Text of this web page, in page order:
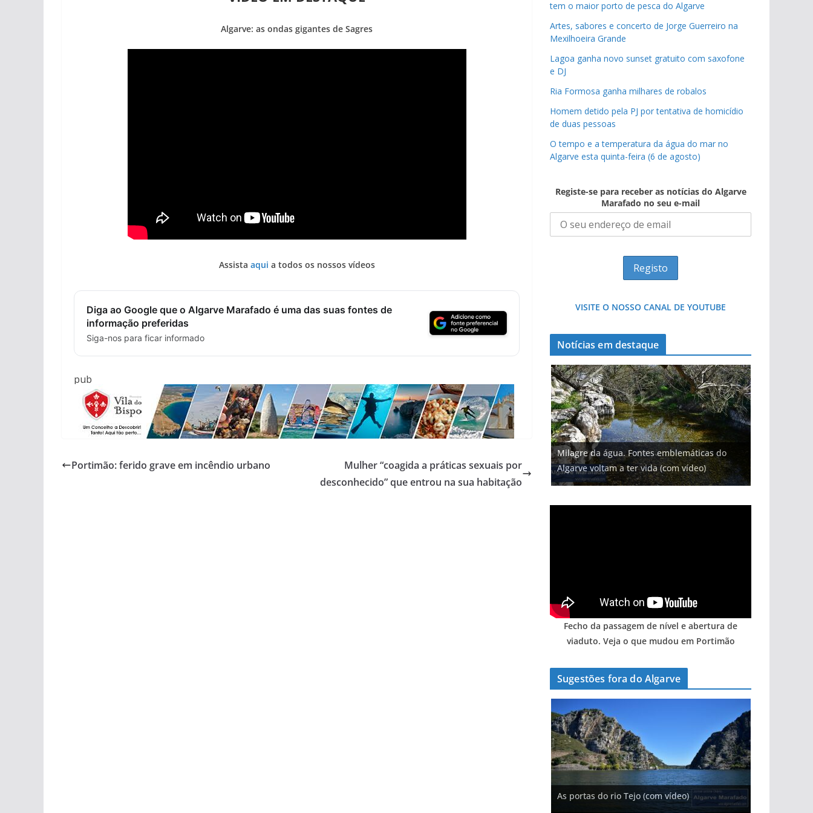
Algarve: as ondas gigantes de Sagres
Assista aqui a todos os nossos vídeos
Diga ao Google que o Algarve Marafado é uma das suas fontes de
informação preferidas
Siga-nos para ficar informado
pub
Portimão: ferido grave em incêndio urbano
Mulher “coagida a práticas sexuais por
desconhecido” que entrou na sua habitação
tem o maior porto de pesca do Algarve
Artes, sabores e concerto de Jorge Guerreiro na
Mexilhoeira Grande
Lagoa ganha novo sunset gratuito com saxofone
e DJ
Ria Formosa ganha milhares de robalos
Homem detido pela PJ por tentativa de homicídio
de duas pessoas
O tempo e a temperatura da água do mar no
Algarve esta quinta-feira (6 de agosto)
Registe-se para receber as notícias do Algarve
Marafado no seu e-mail
VISITE O NOSSO CANAL DE YOUTUBE
Notícias em destaque
Milagre da água. Fontes emblemáticas do
Algarve voltam a ter vida (com vídeo)
Fecho da passagem de nível e abertura de
viaduto. Veja o que mudou em Portimão
Sugestões fora do Algarve
As portas do rio Tejo (com vídeo)
A aldeia mais portuguesa de Portugal (com
vídeo)
A piscina natural com cascata
Foto do dia: o Algarve tem mais de 200 km de